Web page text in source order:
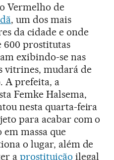
Vermelho de
, um dos mais
da cidade e onde
600 prostitutas
exibindo-se nas
vitrines, mudará de
A prefeita, a
Femke Halsema,
nesta quarta-feira
para acabar com o
massa que
o lugar, além de
a prostituição ilegal